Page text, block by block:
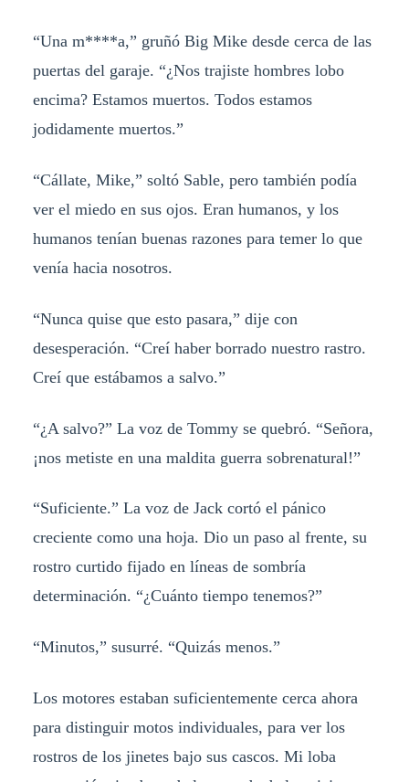
“Una m****a,” gruñó Big Mike desde cerca de las
puertas del garaje. “¿Nos trajiste hombres lobo
encima? Estamos muertos. Todos estamos
jodidamente muertos.”
“Cállate, Mike,” soltó Sable, pero también podía
ver el miedo en sus ojos. Eran humanos, y los
humanos tenían buenas razones para temer lo que
venía hacia nosotros.
“Nunca quise que esto pasara,” dije con
desesperación. “Creí haber borrado nuestro rastro.
Creí que estábamos a salvo.”
“¿A salvo?” La voz de Tommy se quebró. “Señora,
¡nos metiste en una maldita guerra sobrenatural!”
“Suficiente.” La voz de Jack cortó el pánico
creciente como una hoja. Dio un paso al frente, su
rostro curtido fijado en líneas de sombría
determinación. “¿Cuánto tiempo tenemos?”
“Minutos,” susurré. “Quizás menos.”
Los motores estaban suficientemente cerca ahora
para distinguir motos individuales, para ver los
rostros de los jinetes bajo sus cascos. Mi loba